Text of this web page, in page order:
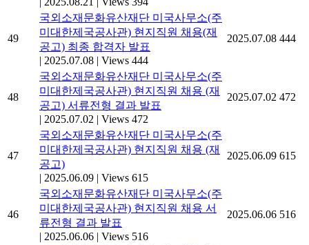
49
국외소재문화유산재단 미국사무소(주
미대한제국공사관) 현지직원 채용(재
공고) 최종 합격자 발표
| 2025.07.08 | Views 444
2025.07.08 444
48
국외소재문화유산재단 미국사무소(주
미대한제국공사관) 현지직원 채용 (재
공고) 서류전형 결과 발표
| 2025.07.02 | Views 472
2025.07.02 472
47
국외소재문화유산재단 미국사무소(주
미대한제국공사관) 현지직원 채용 (재
공고)
| 2025.06.09 | Views 615
2025.06.09 615
46
국외소재문화유산재단 미국사무소(주
미대한제국공사관) 현지직원 채용 서
류전형 결과 발표
| 2025.06.06 | Views 516
2025.06.06 516